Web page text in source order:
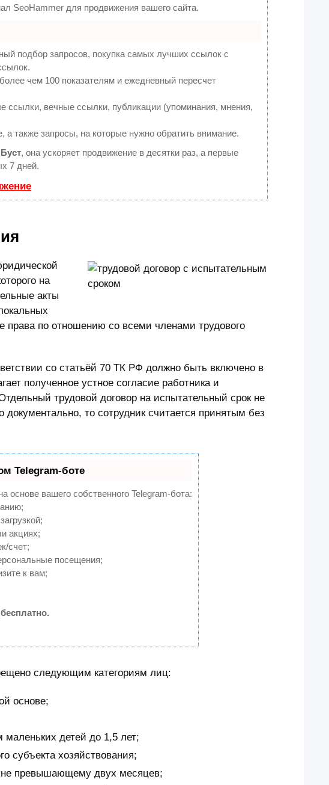
SeoHammer для продвижения вашего сайта.
подбор запросов, покупка самых лучших ссылок с
чем 100 показателям и ежедневный пересчет
вечные ссылки, публикации (упоминания, мнения,
а также запросы, на которые нужно обратить внимание.
Буст, она ускоряет продвижение в десятки раз, а первые
7 дней.
на
акты
по отношению со всеми членами трудового
со статьёй 70 ТК РФ должно быть включено в
полученное устное согласие работника и
трудовой договор на испытательный срок не
то сотрудник считается принятым без
Telegram-боте
основе вашего собственного Telegram-бота:
акциях;
счет;
посещения;
к вам;
следующим категориям лиц:
основе;
детей до 1,5 лет;
субъекта хозяйствования;
превышающему двух месяцев;